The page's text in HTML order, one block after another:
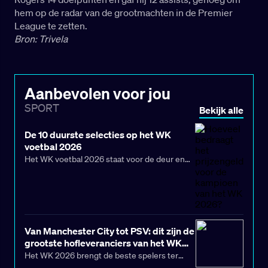
hem op de radar van de grootmachten in de Premier
League te zetten.
Bron: Trivela
Aanbevolen voor jou
SPORT Bekijk alle
De 10 duurste selecties op het WK
voetbal 2026
Het WK voetbal 2026 staat voor de deur en
Staten, Canada en Mexico om de felbegeerde
tot de deelnemers en hoopt een gooi te doen
naar eeuwige roem op het grootste
Van Manchester City tot PSV: dit zijn de
grootste hofleveranciers van het WK
2026
Het WK 2026 brengt de beste spelers ter